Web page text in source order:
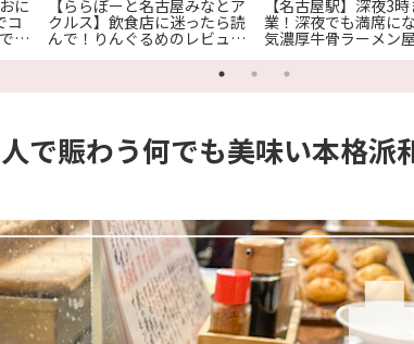
に
コ
き
【ららぽーと名古屋みなとア
クルス】飲食店に迷ったら読
んで！りんぐるめのレビュー
まとめ
【名古屋駅】深夜3
業！深夜でも満席に
気濃厚牛骨ラーメン
牛次郎 名古屋駅店』
で賑わう何でも美味い本格派